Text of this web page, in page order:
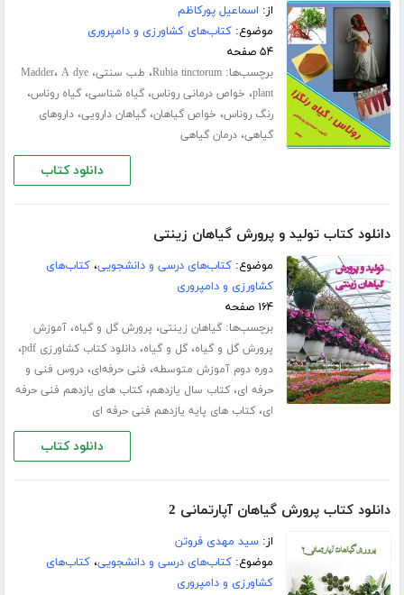
از: اسماعیل پورکاظم
موضوع:کتاب‌های کشاورزی و دامپروری
۵۴ صفحه
برچسب‌ها:Rubia tinctorum، طب سنتی، Madder، A dye
plant، خواص درمانی روناس،گیاه شناسی،گیاه روناس،
رنگ روناس، خواص گیاهان،گیاهان دارویی،داروهای
گیاهی،درمان گیاهی
دانلود کتاب
دانلود کتاب تولید و پرورش گیاهان زینتی
موضوع:کتاب‌های درسی و دانشجویی،کتاب‌های
کشاورزی و دامپروری
۱۶۴ صفحه
برچسب‌ها:گیاهان زینتی، پرورش گل و گیاه،آموزش
پرورش گل و گیاه،گل و گیاه،دانلود کتاب کشاورزی pdf ،
دوره دوم آموزش متوسطه، فنی حرفه‌ای،دروس فنی و
حرفه ای،کتاب سال یازدهم،کتاب های یازدهم فنی حرفه
ای،کتاب های پایه یازدهم فنی حرفه ای
دانلود کتاب
دانلود کتاب پرورش گیاهان آپارتمانی 2
از:سید مهدی فروتن
موضوع:کتاب‌های درسی و دانشجویی،کتاب‌های
کشاورزی و دامپروری